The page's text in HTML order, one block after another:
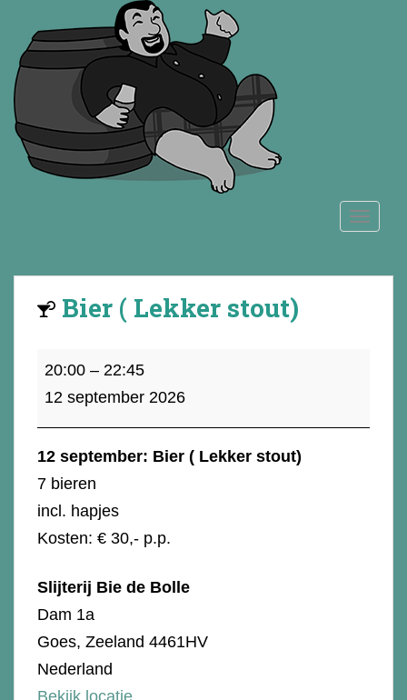
Bier ( Lekker stout)
Bier
20:00 – 22:45
12 september 2026
12 september: Bier ( Lekker stout)
7 bieren
incl. hapjes
Kosten: € 30,- p.p.
Slijterij Bie de Bolle
Dam 1a
Goes, Zeeland 4461HV
Nederland
Bekijk locatie